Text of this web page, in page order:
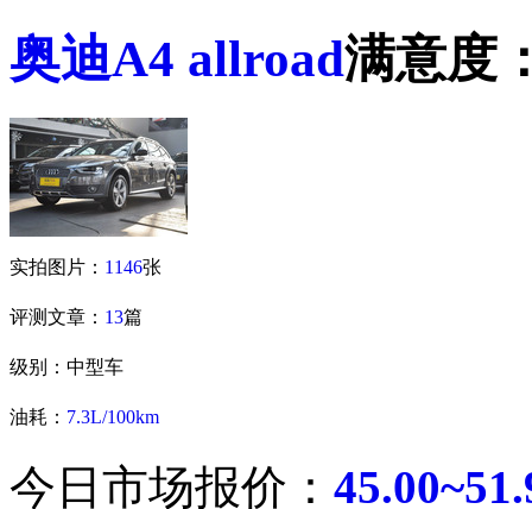
奥迪A4 allroad满意度
实拍图片： 1146张
评测文章： 13篇
级别：中型车
油耗： 7.3L/100km
今日市场报价：